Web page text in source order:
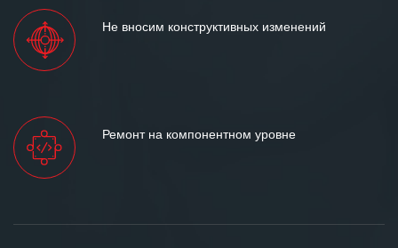
Не вносим конструктивных изменений
Ремонт на компонентном уровне